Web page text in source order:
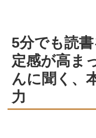
5分でも読
定感が高ま
んに聞く、
力